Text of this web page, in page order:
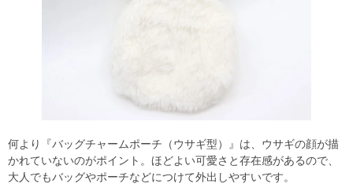
何より『バッグチャームポーチ（ウサギ型）』は、ウサギの顔が描
かれていないのがポイント。ほどよい可愛さと存在感があるので、
大人でもバッグやポーチなどにつけて外出しやすいです。